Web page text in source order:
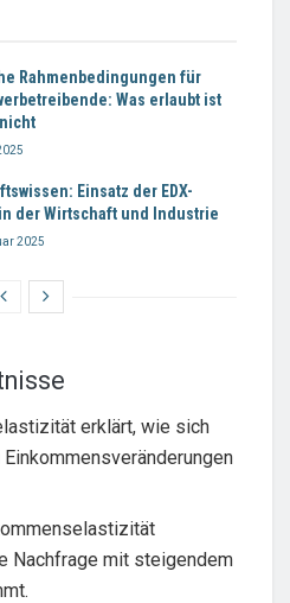
Rahmenbedingungen für
Was erlaubt ist
Einsatz der EDX-
der Wirtschaft und Industrie
2025
erklärt, wie sich
Nachfrage mit steigendem